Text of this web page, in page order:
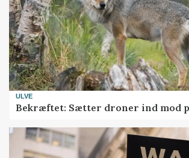
ULVE
Bekræftet: Sætter droner ind mod